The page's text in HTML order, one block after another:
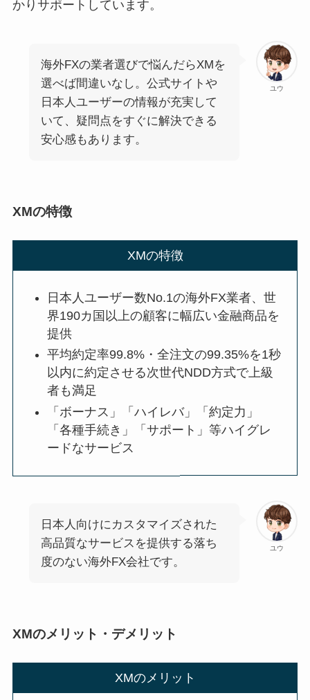
かりサポートしています。
ユウ
海外FXの業者選びで悩んだらXMを
選べば間違いなし。公式サイトや
日本人ユーザーの情報が充実して
いて、疑問点をすぐに解決できる
安心感もあります。
XMの特徴
XMの特徴
日本人ユーザー数No.1の海外FX業者、世
界190カ国以上の顧客に幅広い金融商品を
提供
平均約定率99.8%・全注文の99.35%を1秒
以内に約定させる次世代NDD方式で上級
者も満足
「ボーナス」「ハイレバ」「約定力」
「各種手続き」「サポート」等ハイグレ
ードなサービス
ユウ
日本人向けにカスタマイズされた
高品質なサービスを提供する落ち
度のない海外FX会社です。
XMのメリット・デメリット
XMのメリット